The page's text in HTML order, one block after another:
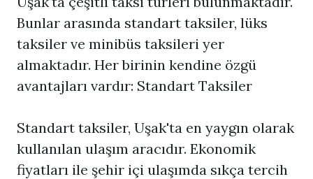
Bunlar arasında standart taksiler, lüks
taksiler ve minibüs taksileri yer
almaktadır. Her birinin kendine özgü
avantajları vardır: Standart Taksiler
Standart taksiler, Uşak'ta en yaygın olarak
kullanılan ulaşım aracıdır. Ekonomik
fiyatları ile şehir içi ulaşımda sıkça tercih